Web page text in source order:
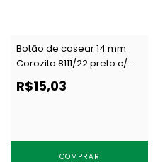
Botão de casear 14 mm
Corozita 8111/22 preto c/
144 un
R$15,03
COMPRAR